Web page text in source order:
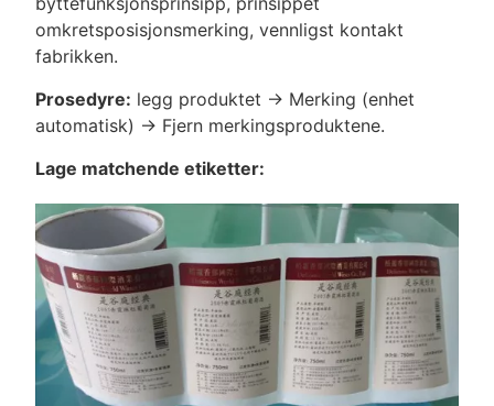
omkretsposisjonsmerking, vennligst kontakt
fabrikken.
Prosedyre: legg produktet -> Merking (enhet
automatisk) -> Fjern merkingsproduktene.
Lage matchende etiketter: